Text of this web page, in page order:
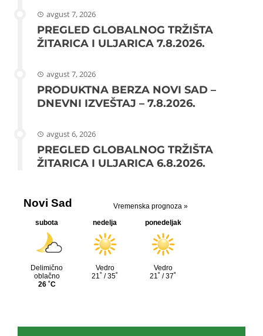
avgust 7, 2026
PREGLED GLOBALNOG TRŽIŠTA
ŽITARICA I ULJARICA 7.8.2026.
avgust 7, 2026
PRODUKTNA BERZA NOVI SAD –
DNEVNI IZVEŠTAJ – 7.8.2026.
avgust 6, 2026
PREGLED GLOBALNOG TRŽIŠTA
ŽITARICA I ULJARICA 6.8.2026.